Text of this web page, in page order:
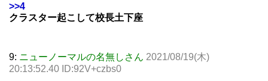
>>4
クラスター起こして校長土下座
9: ニューノーマルの名無しさん 2021/08/19(木)
20:13:52.40 ID:92V+czbs0